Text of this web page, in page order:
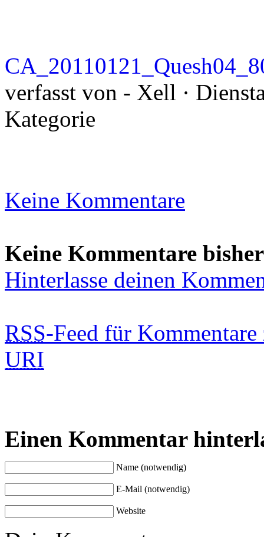
verfasst von - Xell ·
Kategorie
Keine Kommentare
Keine Kommentare bisher
Hinterlasse deinen
RSS-Feed für
URI
Einen Kommentar
Name (notwendig)
E-Mail (notwendig)
Website